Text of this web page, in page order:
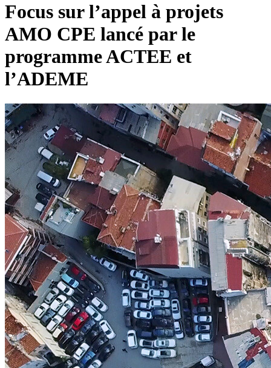
Focus sur l’appel à projets
AMO CPE lancé par le
programme ACTEE et
l’ADEME